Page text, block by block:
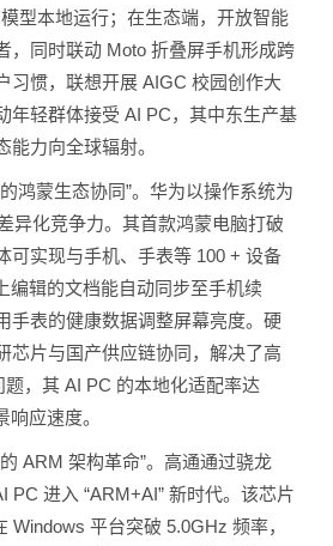
型本地运行；在生态端，开放智能
，同时联动 Moto 折叠屏手机形成跨
习惯，联想开展 AIGC 校园创作大
年轻群体接受 AI PC，其中东生产基
力向全球辐射。
蒙生态协同”。华为以操作系统为
异化竞争力。其首款鸿蒙电脑打破
可实现与手机、手表等 100 + 设备
编辑的文档能自动同步至手机续
手表的健康数据调整屏幕亮度。硬
芯片与国产供应链协同，解决了高
，其 AI PC 的本地化适配率达
应速度。
ARM 架构革命”。高通通过骁龙
PC 进入 “ARM+AI” 新时代。该芯片
Windows 平台突破 5.0GHz 频率，